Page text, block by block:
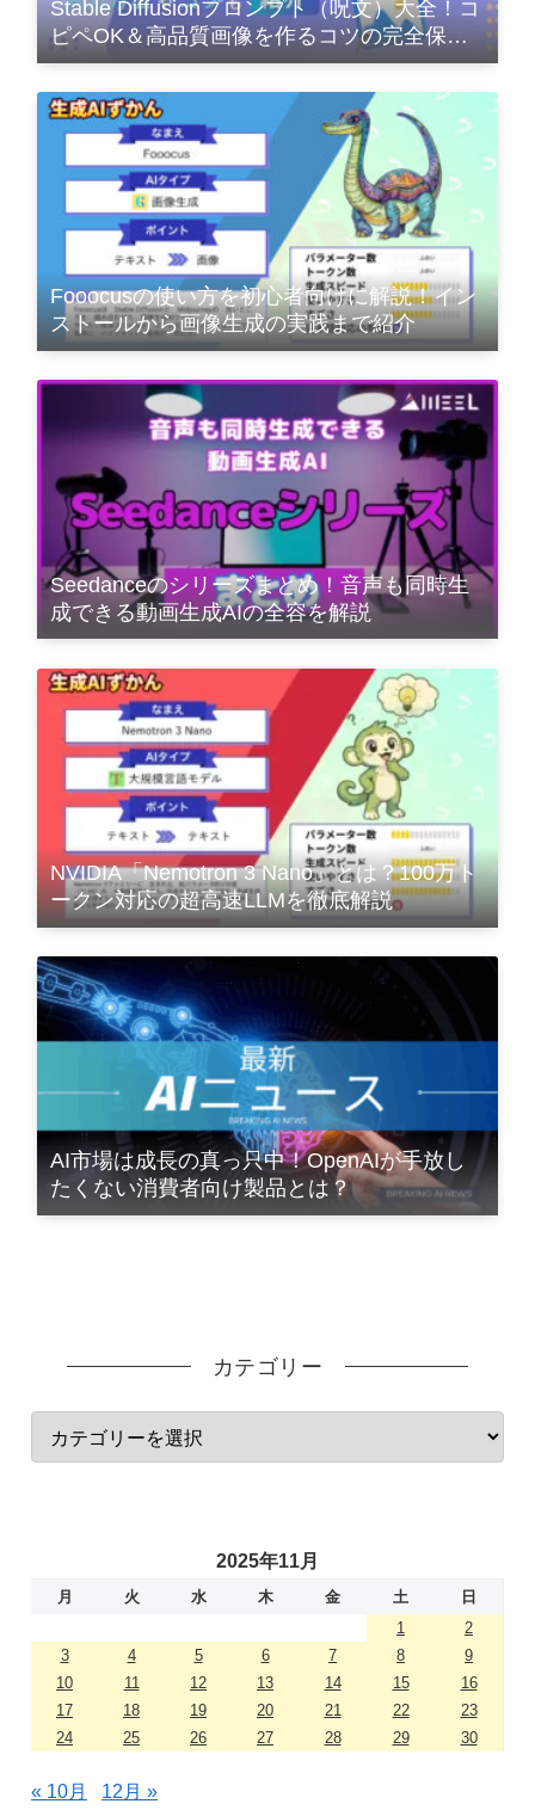
Stable Diffusionプロンプト（呪文）大全！コ
ピペOK＆高品質画像を作るコツの完全保存
版
Fooocusの使い方を初心者向けに解説！イン
ストールから画像生成の実践まで紹介
Seedanceのシリーズまとめ！音声も同時生
成できる動画生成AIの全容を解説
NVIDIA「Nemotron 3 Nano」とは？100万ト
ークン対応の超高速LLMを徹底解説
AI市場は成長の真っ只中！OpenAIが手放し
たくない消費者向け製品とは？
カテゴリー
2025年11月
月 火 水 木 金 土
日
1
2
3
4 5 6 7 8
9
10
11 12 13 14 15
16
17
18 19 20 21 22
23
24
25 26 27 28 29 30
« 10月 12月 »